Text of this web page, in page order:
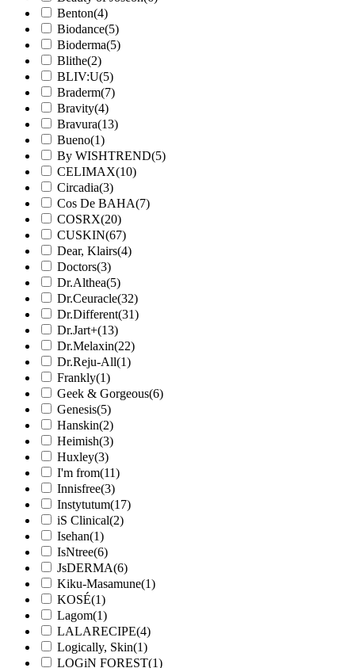
Benton(4)
Biodance(5)
Bioderma(5)
Blithe(2)
BLIV:U(5)
Braderm(7)
Bravity(4)
Bravura(13)
Bueno(1)
By WISHTREND(5)
CELIMAX(10)
Circadia(3)
Cos De BAHA(7)
COSRX(20)
CUSKIN(67)
Dear, Klairs(4)
Doctors(3)
Dr.Althea(5)
Dr.Ceuracle(32)
Dr.Different(31)
Dr.Jart+(13)
Dr.Melaxin(22)
Dr.Reju-All(1)
Frankly(1)
Geek & Gorgeous(6)
Genesis(5)
Hanskin(2)
Heimish(3)
Huxley(3)
I'm from(11)
Innisfree(3)
Instytutum(17)
iS Clinical(2)
Isehan(1)
IsNtree(6)
JsDERMA(6)
Kiku-Masamune(1)
KOSÉ(1)
Lagom(1)
LALARECIPE(4)
Logically, Skin(1)
LOGiN FOREST(1)